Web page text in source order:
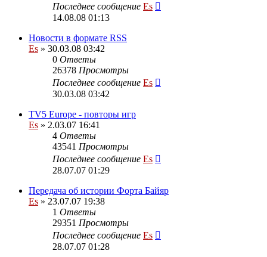
Последнее сообщение Es
14.08.08 01:13
Новости в формате RSS
Es » 30.03.08 03:42
0 Ответы
26378 Просмотры
Последнее сообщение Es
30.03.08 03:42
TV5 Europe - повторы игр
Es » 2.03.07 16:41
4 Ответы
43541 Просмотры
Последнее сообщение Es
28.07.07 01:29
Передача об истории Форта Байяр
Es » 23.07.07 19:38
1 Ответы
29351 Просмотры
Последнее сообщение Es
28.07.07 01:28